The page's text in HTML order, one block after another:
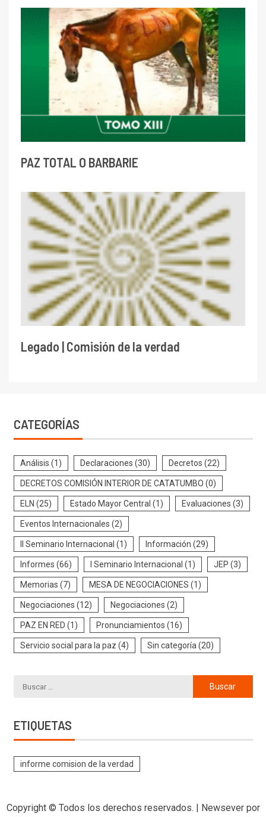
PAZ TOTAL O BARBARIE
Legado | Comisión de la verdad
CATEGORÍAS
Análisis (1) Declaraciones (30) Decretos (22)
DECRETOS COMISIÓN INTERIOR DE CATATUMBO (0)
ELN (25) Estado Mayor Central (1) Evaluaciones (3)
Eventos Internacionales (2)
II Seminario Internacional (1) Información (29)
Informes (66) I Seminario Internacional (1) JEP (3)
Memorias (7) MESA DE NEGOCIACIONES (1)
Negociaciones (12) Negociaciones (2)
PAZ EN RED (1) Pronunciamientos (16)
Servicio social para la paz (4) Sin categoría(20)
ETIQUETAS
informe comision de la verdad
Copyright © Todos los derechos reservados. Newseverpor